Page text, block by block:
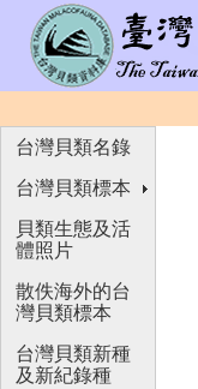
台灣貝類名錄
台灣貝類標本
貝類生態及活
體照片
散佚海外的台
灣貝類標本
台灣貝類新種
及新紀錄種